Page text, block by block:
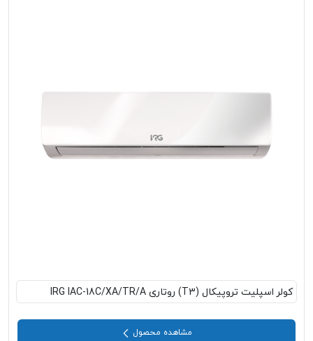
کولر اسپلیت تروپیکال (T3) روتاری IRG IAC-18C/XA/TR/A
مشاهده محصول